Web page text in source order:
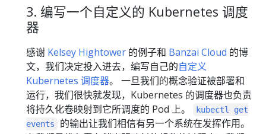
3. 编写一个自定义的 Kubernetes 调度
器
感谢 Kelsey Hightower 的例子和 Banzai Cloud 的博
文，我们决定投入进去，编写自己的自定义
Kubernetes 调度器。 一旦我们的概念验证被部署和
运行，我们很快就发现，Kubernetes 的调度器也负责
将持久化卷映射到它所调度的 Pod 上。
kubectl get
events
的输出让我们相信有另一个系统在发挥作用。